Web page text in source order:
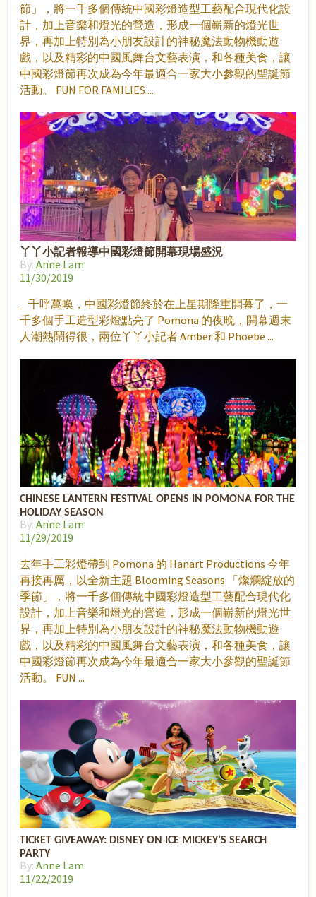
節」，將一千多個傳統中國彩燈造型工藝配合現代化設
計，加上音樂和燈光的營造，形成一個嶄新的燈光世
界，再加上特別為小朋友設計的神秘魔法動物機動遊
戲，以及精彩的中國風舞台文藝表演，和各種美食，讓
中國彩燈節再次成為今年最適合一家大小參觀的聖誕節
活動。 FUN FOR FAMILIES
丫丫小記者報導中國彩燈節開幕現場盛況
By: Anne Lam
11/30/2019
千呼萬喚，中國彩燈節終於在上星期隆重開幕了，一
千多個手工造型彩燈點亮了 Pomona 的夜晚，開幕週末
人潮熱鬧得很，兩位丫丫小記者 Amber 和 Phoebe
CHINESE LANTERN FESTIVAL OPENS IN POMONA FOR THE
HOLIDAY SEASON
By: Anne Lam
11/29/2019
去年手工彩燈帶到 Pomona 的 Hanart Productions 今年
再接再厲，以全新主題 Blooming Seasons 「燦爛綻放的
季節」，將一千多個傳統中國彩燈造型工藝配合現代化
設計，加上音樂和燈光的營造，形成一個嶄新的燈光世
界，再加上特別為小朋友設計的神秘魔法動物機動遊
戲，以及精彩的中國風舞台文藝表演，和各種美食，讓
中國彩燈節再次成為今年最適合一家大小參觀的聖誕節
活動。 FUN
TICKET GIVEAWAY: DISNEY ON ICE MICKEY’S SEARCH
PARTY
By: Anne Lam
11/22/2019